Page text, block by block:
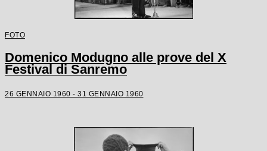
FOTO
Domenico Modugno alle prove del X
Festival di Sanremo
26 GENNAIO 1960 - 31 GENNAIO 1960